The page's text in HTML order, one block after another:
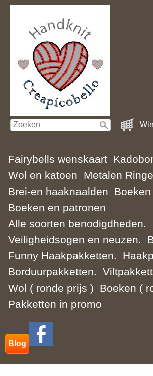
Fairybells wenskaart
Wol en katoen
Metalen
Brei-en haaknaalden
Boeken
Boeken en patronen
Alle soorten benodigdheden.
Veiligheidsogen en neuzen.
Funny Haakpakketten.
Borduurpakketten.
Wol ( ronde prijs )
Boeken (
Pakketten in promo
Blog